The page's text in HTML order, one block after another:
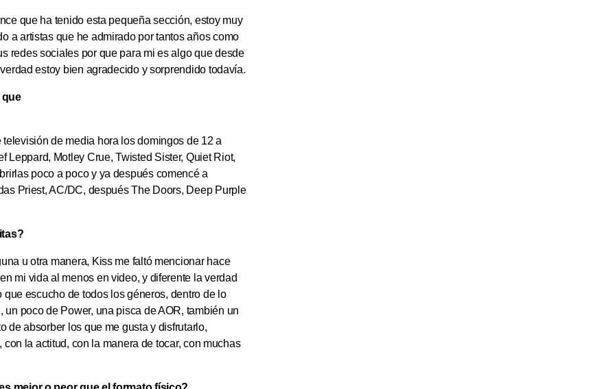
que ha tenido esta pequeña sección, estoy muy
a artistas que he admirado por tantos años como
redes sociales por que para mi es algo que desde
estoy bien agradecido y sorprendido todavía.
que
de media hora los domingos de 12 a
Motley Crue, Twisted Sister, Quiet Riot,
poco a poco y ya después comencé a
Priest, AC/DC, después The Doors, Deep Purple
u otra manera, Kiss me faltó mencionar hace
mi vida al menos en video, y diferente la verdad
escucho de todos los géneros, dentro de lo
poco de Power, una pisca de AOR, también un
de absorber los que me gusta y disfrutarlo,
la actitud, con la manera de tocar, con muchas